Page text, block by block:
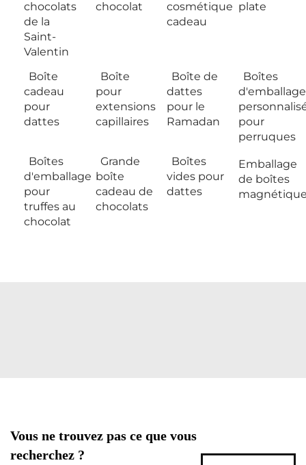
chocolats
de la
Saint-
Valentin
chocolat
cosmétique
cadeau
plate
Boîte
cadeau
pour
dattes
Boîte
pour
extensions
capillaires
Boîte de
dattes
pour le
Ramadan
Boîtes
d'emballage
pour
perruques
Boîtes
d'emballage
pour
truffes au
chocolat
Grande
boîte
cadeau de
chocolats
Boîtes
vides pour
dattes
Emballage
de boîtes
Vous ne trouvez pas ce que vous
recherchez ?